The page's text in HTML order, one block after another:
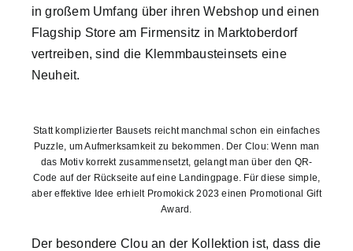
in großem Umfang über ihren Webshop und einen
Flagship Store am Firmensitz in Marktoberdorf
vertreiben, sind die Klemmbausteinsets eine
Neuheit.
Statt komplizierter Bausets reicht manchmal schon ein einfaches
Puzzle, um Aufmerksamkeit zu bekommen. Der Clou: Wenn man
das Motiv korrekt zusammensetzt, gelangt man über den QR-
Code auf der Rückseite auf eine Landingpage. Für diese simple,
aber effektive Idee erhielt Promokick 2023 einen Promotional Gift
Award.
Der besondere Clou an der Kollektion ist, dass die